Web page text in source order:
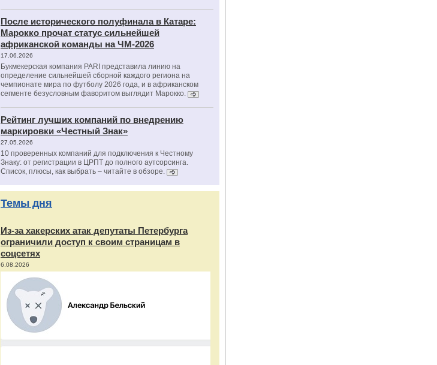
После исторического полуфинала в Катаре:
Марокко прочат статус сильнейшей
африканской команды на ЧМ-2026
17.06.2026
Букмекерская компания PARI представила линию на
определение сильнейшей сборной каждого региона на
чемпионате мира по футболу 2026 года, и в африканском
сегменте безусловным фаворитом выглядит Марокко.
Рейтинг лучших компаний по внедрению
маркировки «Честный Знак»
27.05.2026
10 проверенных компаний для подключения к Честному
Знаку: от регистрации в ЦРПТ до полного аутсорсинга.
Список, плюсы, как выбрать – читайте в обзоре.
Темы дня
Из‑за хакерских атак депутаты Петербурга
ограничили доступ к своим страницам в
соцсетях
6.08.2026